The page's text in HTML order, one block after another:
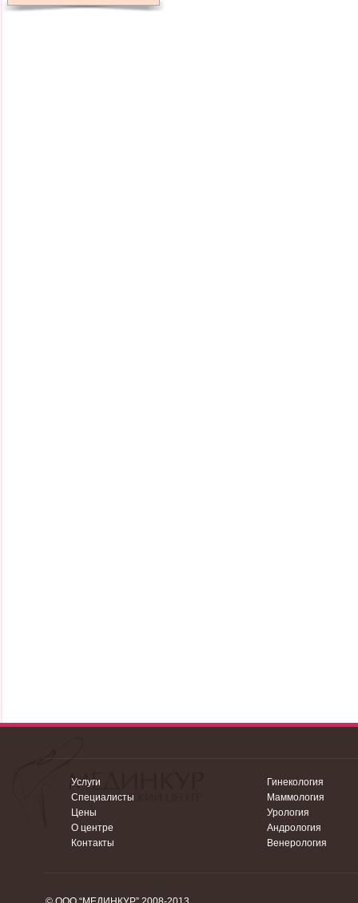
Услуги
Специалисты
Цены
О центре
Контакты
Гинекология
Маммология
Урология
Андрология
Венерология